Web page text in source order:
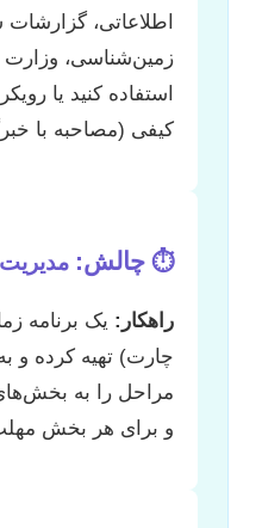
اطلاعاتی،
زمین‌شناسی،
استفاده کنید یا
کیفی (مصاحبه با
⏱️ چالش:
راهکار: یک برنامه
چارت) تهیه کرده و به
مراحل را به
و برای هر بخش